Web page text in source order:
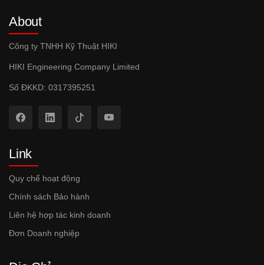
About
Công ty TNHH Kỹ Thuật HIKI
HIKI Engineering Company Limited
Số ĐKKD: 0317395251
Link
Quy chế hoạt động
Chính sách Bảo hành
Liên hệ hợp tác kinh doanh
Đơn Doanh nghiệp